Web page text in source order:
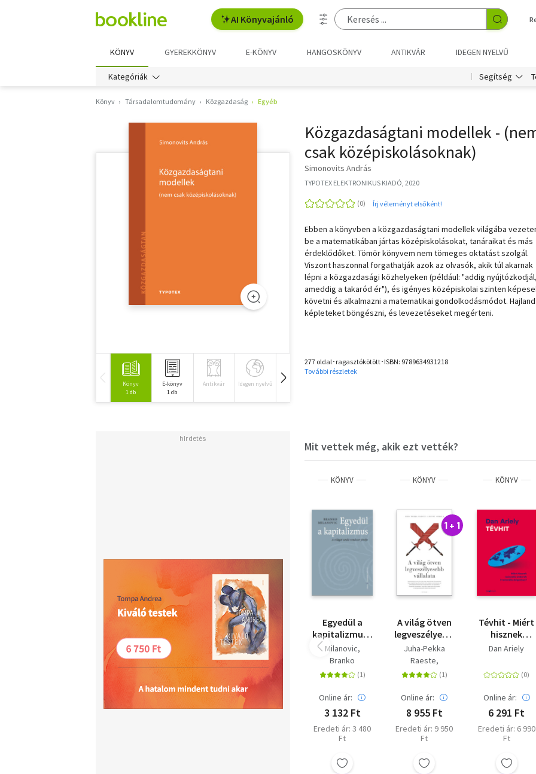
AI Könyvajánló
KÖNYV GYEREKKÖNYV E-KÖNYV HANGOSKÖNYV ANTIKVÁR IDEGEN NYELVŰ
Kategóriák Segítség
Könyv Társadalomtudomány Közgazdaság Egyéb
Könyv
1 db
E-könyv
1 db
Antikvár Idegen nyelvű Hangoskönyv
Közgazdaságtani modellek -
csak középiskolásoknak)
Simonovits András
TYPOTEX ELEKTRONIKUS KIADÓ, 2020
Írj véleményt elsőként!
Ebben a könyvben a közgazdaságtani modellek világába
be a matematikában jártas középiskolásokat, tanáraikat és más
érdeklődőket. Tömör könyvem nem tömeges oktatást szolgál.
Viszont haszonnal forgathatják azok az olvasók, akik túl akarnak
lépni a közgazdasági közhelyeken (például: "addig nyújtózkodjál,
ameddig a takaród ér"), és igényes középiskolai szinten
követni és alkalmazni a matematikai gondolkodásmódot.
képleteket böngészni, és levezetéseket megérteni.
277 oldal･ragasztókötött･ISBN: 9789634931218
További részletek
Mit vettek még, akik ezt vették?
KÖNYV
Egyedül a
kapitalizmus -
A világot
uraló
rendszer
jövője
Milanovic,
Branko
Online ár:
3 132 Ft
Eredeti ár: 3 480
Ft
KÖNYV
1 + 1
A világ ötven
legveszélyesebb
vállalata
Juha-Pekka
Raeste
Hannu Sokala
Online ár:
8 955 Ft
Eredeti ár: 9 950
Ft
KÖNYV
Tévhit - Miért
hisznek
racionális
irracionális
dolgokban?
Dan Ariely
Online ár:
6 291 Ft
Eredeti ár: 6 990
Ft